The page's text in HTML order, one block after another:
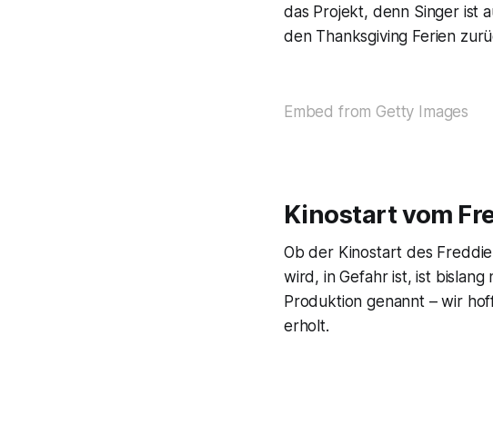
das Projekt, denn Singer ist
den Thanksgiving Ferien
Embed from Getty Images
Kinostart vom
Ob der Kinostart des
wird, in Gefahr ist, ist
Produktion genannt – wir
erholt.